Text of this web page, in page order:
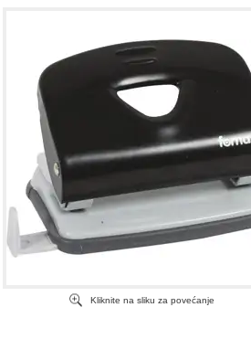
Kliknite na sliku za povećanje